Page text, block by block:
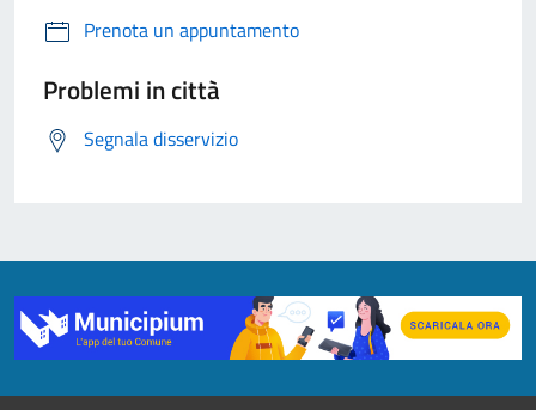
Prenota un appuntamento
Problemi in città
Segnala disservizio